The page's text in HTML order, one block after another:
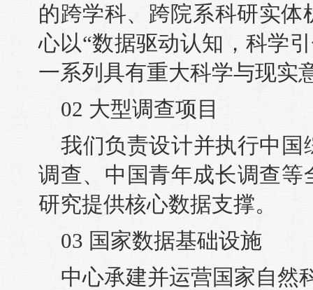
的跨学科、跨院系科研实体
心以“数据驱动认知，科学
一系列具有重大科学与现实
02 大型调查项目
我们负责设计并执行中
调查、中国青年成长调查
研究提供核心数据支撑。
03 国家数据基础设施
中心承建并运营国家自然